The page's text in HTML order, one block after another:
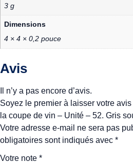
3 g
Dimensions
4 × 4 × 0,2 pouce
Avis
Il n’y a pas encore d’avis.
Soyez le premier à laisser votre
la coupe de vin – Unité – 52. Gris
Votre adresse e-mail ne sera pas
obligatoires sont indiqués avec *
Votre note *